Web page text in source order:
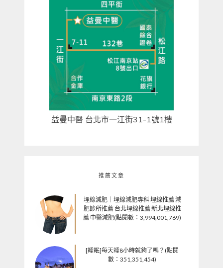
益曼中醫 台北市一江街31-1號1樓
推薦文章
埋線減肥｜埋線減肥專科 埋線推薦 減
肥診所推薦 台北埋線推薦 新北埋線推
薦 中醫減肥(點閱數：3,994,001,769)
[睡眠]每天睡8小時就夠了嗎？(點閱
數：351,351,454)